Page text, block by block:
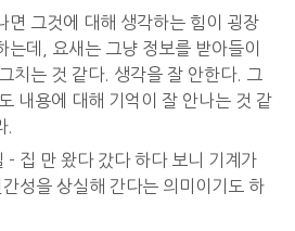
면 그것에 대해 생각하는 힘이 굉장
는데, 요새는 그냥 정보를 받아들이
치는 것 같다. 생각을 잘 안한다. 그
내용에 대해 기억이 잘 안나는 것 같
.
- 집 만 왔다 갔다 하다 보니 기계가
성을 상실해 간다는 의미이기도 하